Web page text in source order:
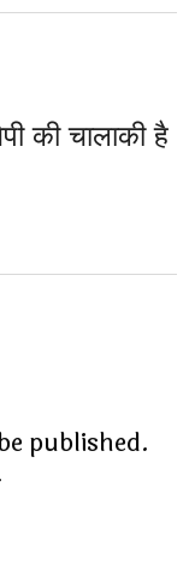
की चालाकी है
published.